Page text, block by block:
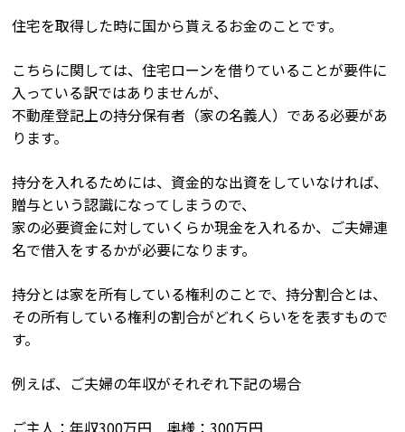
住宅を取得した時に国から貰えるお金のことです。
こちらに関しては、住宅ローンを借りていることが要件に
入っている訳ではありませんが、
不動産登記上の持分保有者（家の名義人）である必要があ
ります。
持分を入れるためには、資金的な出資をしていなければ、
贈与という認識になってしまうので、
家の必要資金に対していくらか現金を入れるか、ご夫婦連
名で借入をするかが必要になります。
持分とは家を所有している権利のことで、持分割合とは、
その所有している権利の割合がどれくらいをを表すもので
す。
例えば、ご夫婦の年収がそれぞれ下記の場合